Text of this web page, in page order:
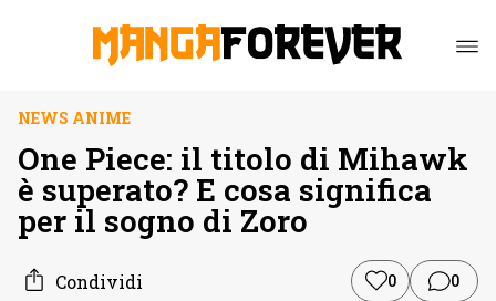
NEWS ANIME
One Piece: il titolo di Mihawk
è superato? E cosa significa
per il sogno di Zoro
Condividi 0 0